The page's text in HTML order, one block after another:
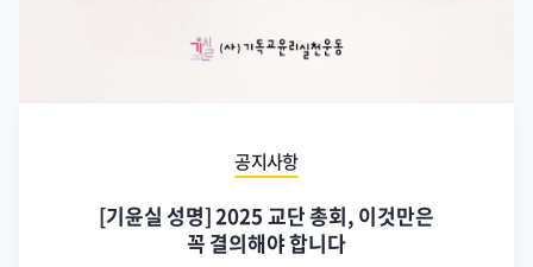
공지사항
[기윤실 성명] 2025 교단 총회, 이것만은
꼭 결의해야 합니다